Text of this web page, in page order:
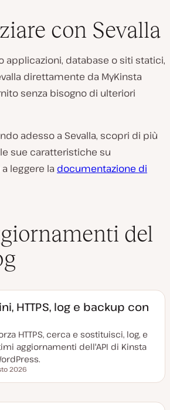
con Sevalla
applicazioni, database o siti statici,
direttamente da MyKinsta
senza bisogno di ulteriori
adesso a Sevalla, scopri di più
sue caratteristiche su
leggere la documentazione di
del
HTTPS, log e backup con
HTTPS, cerca e sostituisci, log, e
aggiornamenti dell'API di Kinsta
2026